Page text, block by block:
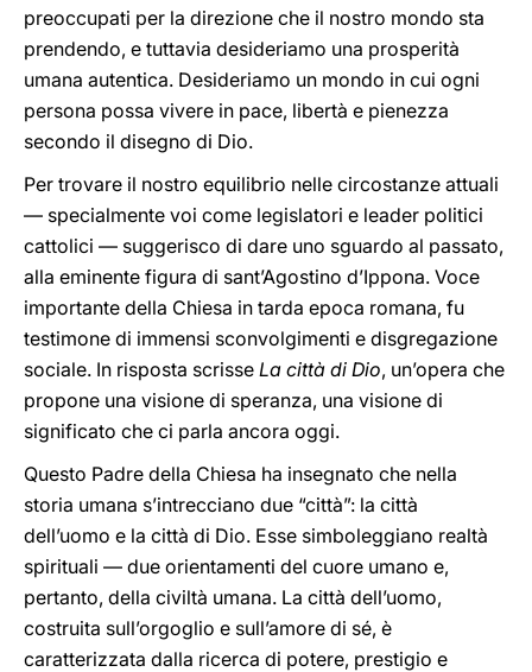
preoccupati per la direzione che il nostro mondo sta
prendendo, e tuttavia desideriamo una prosperità
umana autentica. Desideriamo un mondo in cui ogni
persona possa vivere in pace, libertà e pienezza
secondo il disegno di Dio.
Per trovare il nostro equilibrio nelle circostanze attuali
— specialmente voi come legislatori e leader politici
cattolici — suggerisco di dare uno sguardo al passato,
alla eminente figura di sant’Agostino d’Ippona. Voce
importante della Chiesa in tarda epoca romana, fu
testimone di immensi sconvolgimenti e disgregazione
sociale. In risposta scrisse La città di Dio, un’opera che
propone una visione di speranza, una visione di
significato che ci parla ancora oggi.
Questo Padre della Chiesa ha insegnato che nella
storia umana s’intrecciano due “città”: la città
dell’uomo e la città di Dio. Esse simboleggiano realtà
spirituali — due orientamenti del cuore umano e,
pertanto, della civiltà umana. La città dell’uomo,
costruita sull’orgoglio e sull’amore di sé, è
caratterizzata dalla ricerca di potere, prestigio e